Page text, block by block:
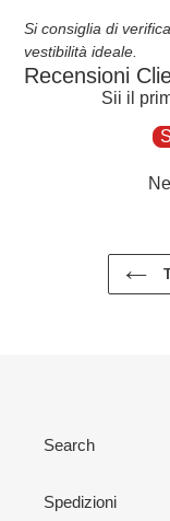
Si consiglia di
vestibilità ideale.
Recensioni
Sii il
Search
Spedizioni